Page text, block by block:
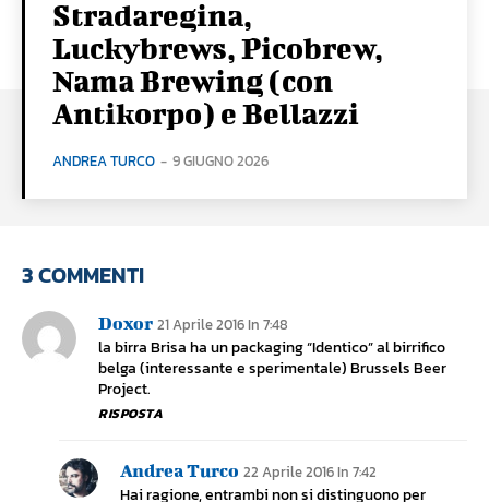
Stradaregina,
Luckybrews, Picobrew,
Nama Brewing (con
Antikorpo) e Bellazzi
ANDREA TURCO - 9 GIUGNO 2026
3 COMMENTI
Doxor 21 Aprile 2016 In 7:48
la birra Brisa ha un packaging “Identico” al birrifico
belga (interessante e sperimentale) Brussels Beer
Project.
RISPOSTA
Andrea Turco 22 Aprile 2016 In 7:42
Hai ragione, entrambi non si distinguono per